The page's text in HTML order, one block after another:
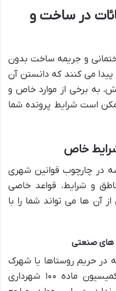
در ساخت و
و جریمه ساخت بدون
پیدا می کنند که دانستن آن
به برخی از موارد خاص و
است شرایط پرونده شما
خاص
در چارچوب قوانین شهری
و شرایط، قواعد خاصی
آن ها می تواند شما را با
های صنعتی
در حریم روستاها یا شهرک
های صنعتی صورت گیرد، کمیسیون ماده ۱۰۰ شهرداری